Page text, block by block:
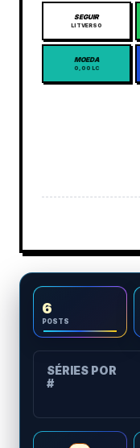
SEGUIR
LITVERSO
MOEDA
0,00 LC
6
POSTS
SÉRIES POR
#